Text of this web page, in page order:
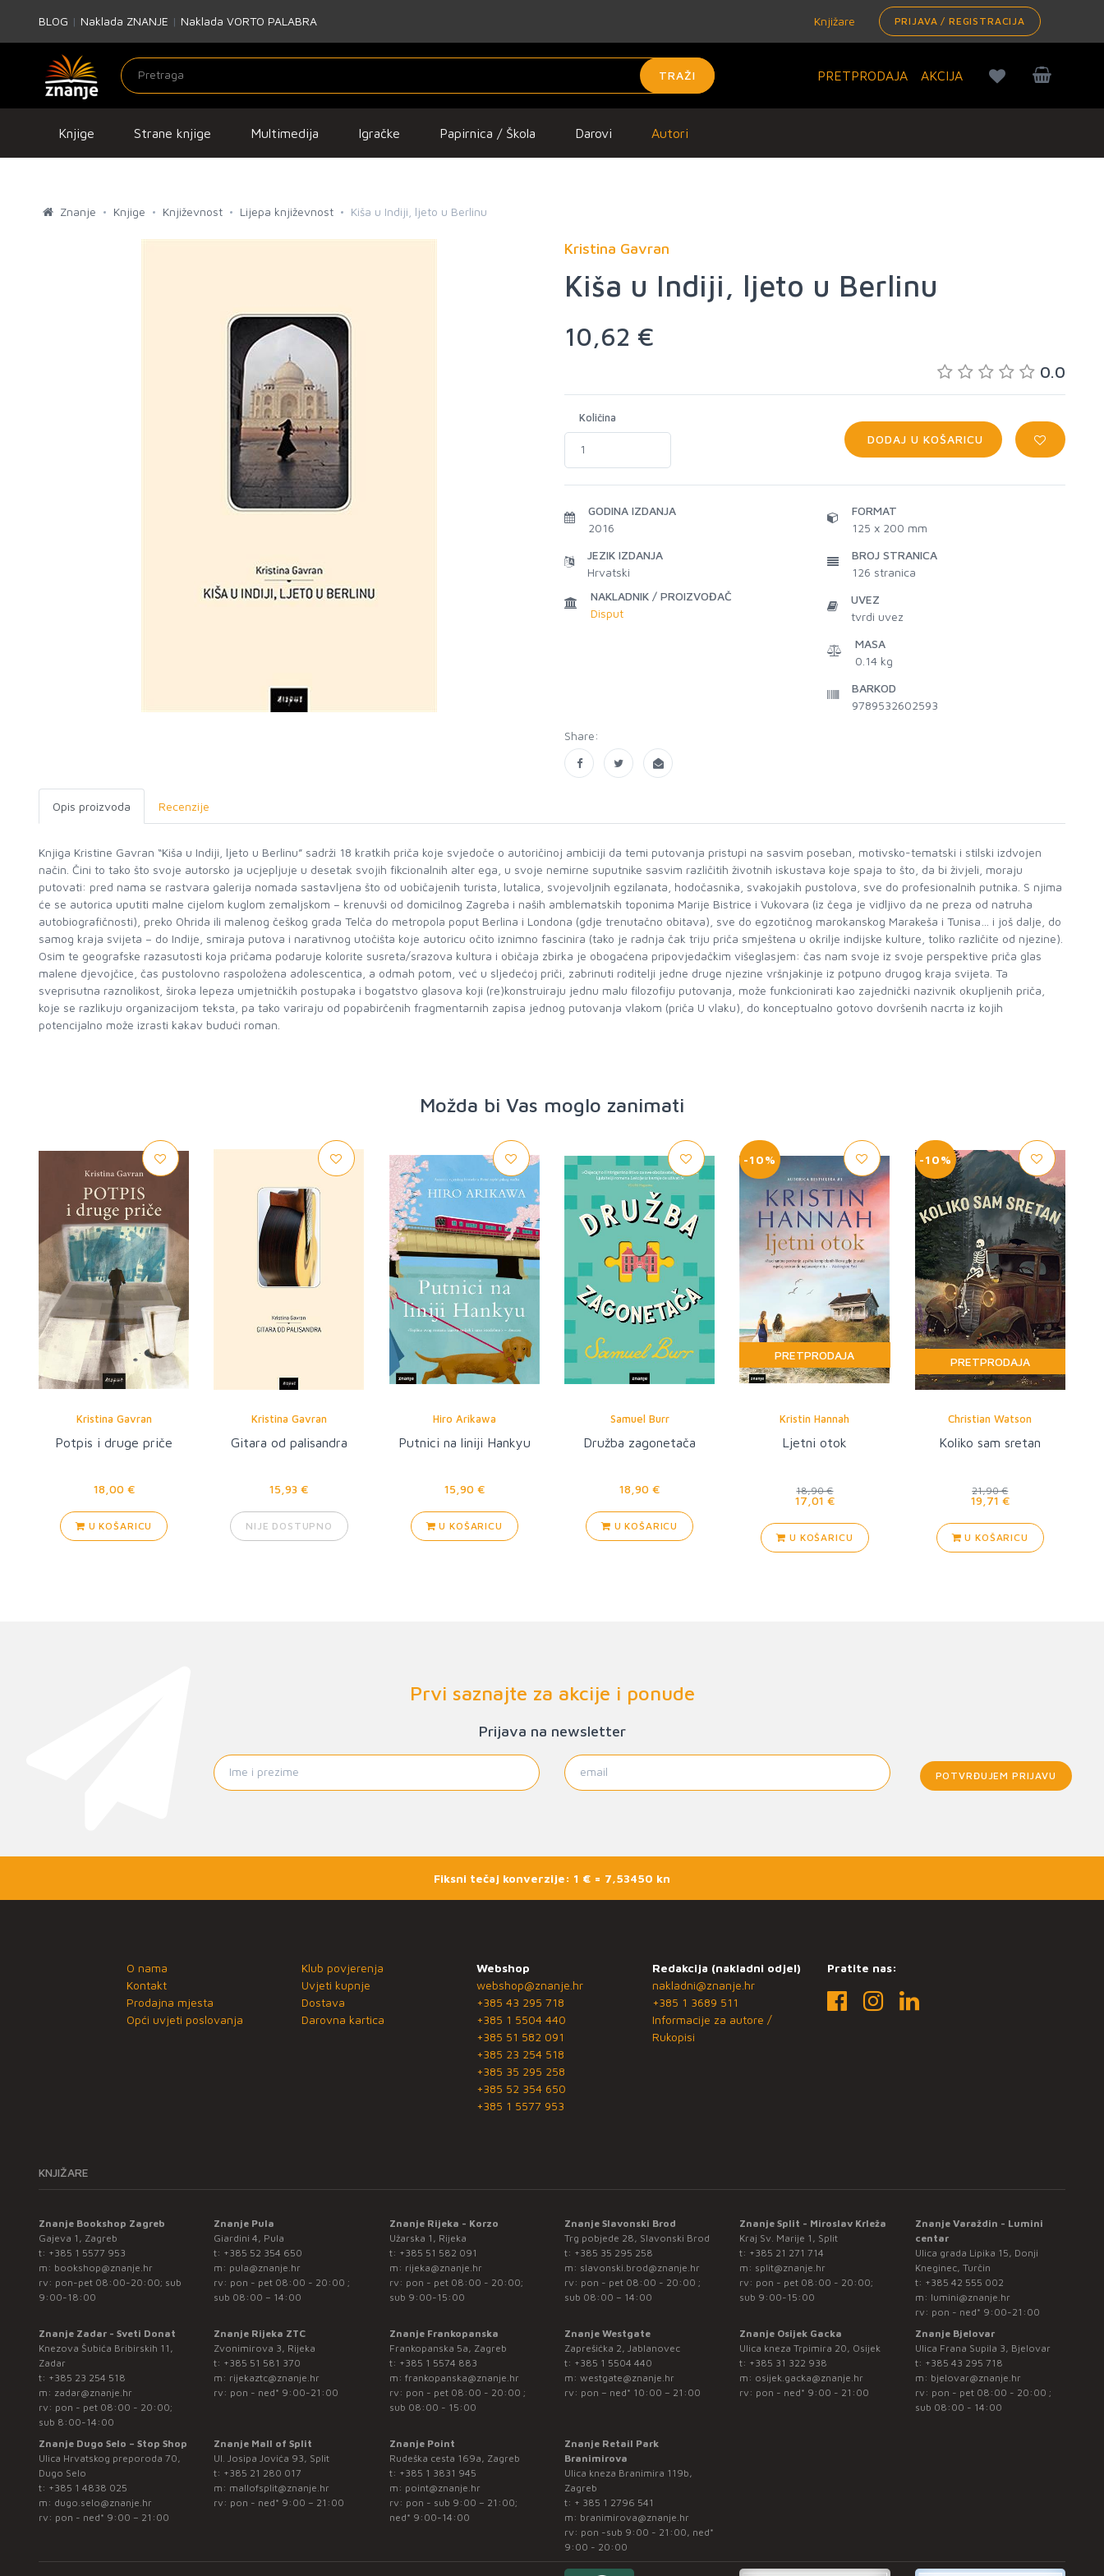
BLOG | Naklada ZNANJE | Naklada VORTO PALABRA Knjižare PRIJAVA / REGISTRACIJA
TRAŽI PRETPRODAJA AKCIJA
Knjige Strane knjige Multimedija Igračke Papirnica / Škola Darovi Autori
Znanje Knjige Književnost Lijepa književnost Kiša u Indiji, ljeto u Berlinu
Kristina Gavran
Kiša u Indiji, ljeto u Berlinu
10,62 €
0.0
Količina
DODAJ U KOŠARICU
GODINA IZDANJA
2016
JEZIK IZDANJA
Hrvatski
NAKLADNIK / PROIZVOĐAČ
Disput
FORMAT
125 x 200 mm
BROJ STRANICA
126 stranica
UVEZ
tvrdi uvez
MASA
0.14 kg
BARKOD
9789532602593
Share:
Opis proizvoda Recenzije
Knjiga Kristine Gavran “Kiša u Indiji, ljeto u Berlinu” sadrži 18 kratkih priča koje svjedoče o autoričinoj ambiciji da temi putovanja pristupi na sasvim poseban, motivsko-tematski i stilski izdvojen
način. Čini to tako što svoje autorsko ja ucjepljuje u desetak svojih fikcionalnih alter ega, u svoje nemirne suputnike sasvim različitih životnih iskustava koje spaja to što, da bi živjeli, moraju
putovati: pred nama se rastvara galerija nomada sastavljena što od uobičajenih turista, lutalica, svojevoljnih egzilanata, hodočasnika, svakojakih pustolova, sve do profesionalnih putnika. S njima
će se autorica uputiti malne cijelom kuglom zemaljskom – krenuvši od domicilnog Zagreba i naših amblematskih toponima Marije Bistrice i Vukovara (iz čega je vidljivo da ne preza od natruha
autobiografičnosti), preko Ohrida ili malenog češkog grada Telča do metropola poput Berlina i Londona (gdje trenutačno obitava), sve do egzotičnog marokanskog Marakeša i Tunisa… i još dalje, do
samog kraja svijeta – do Indije, smiraja putova i narativnog utočišta koje autoricu očito iznimno fascinira (tako je radnja čak triju priča smještena u okrilje indijske kulture, toliko različite od njezine).
Osim te geografske razasutosti koja pričama podaruje kolorite susreta/srazova kultura i običaja zbirka je obogaćena pripovjedačkim višeglasjem: čas nam svoje iz svoje perspektive priča glas
malene djevojčice, čas pustolovno raspoložena adolescentica, a odmah potom, već u sljedećoj priči, zabrinuti roditelji jedne druge njezine vršnjakinje iz potpuno drugog kraja svijeta. Ta
sveprisutna raznolikost, široka lepeza umjetničkih postupaka i bogatstvo glasova koji (re)konstruiraju jednu malu filozofiju putovanja, može funkcionirati kao zajednički nazivnik okupljenih priča,
koje se razlikuju organizacijom teksta, pa tako variraju od popabirčenih fragmentarnih zapisa jednog putovanja vlakom (priča U vlaku), do konceptualno gotovo dovršenih nacrta iz kojih
potencijalno može izrasti kakav budući roman.
Možda bi Vas moglo zanimati
Kristina Gavran
Potpis i druge priče
18,00 €
U KOŠARICU
Kristina Gavran
Gitara od palisandra
15,93 €
NIJE DOSTUPNO
Hiro Arikawa
Putnici na liniji Hankyu
15,90 €
U KOŠARICU
Samuel Burr
Družba zagonetača
18,90 €
U KOŠARICU
-10%
PRETPRODAJA
Kristin Hannah
Ljetni otok
18,90 €
17,01 €
U KOŠARICU
-10%
PRETPRODAJA
Christian Watson
Koliko sam sretan
21,90 €
19,71 €
U KOŠARICU
Prvi saznajte za akcije i ponude
Prijava na newsletter
POTVRĐUJEM PRIJAVU
Fiksni tečaj konverzije: 1 € = 7,53450 kn
O nama
Kontakt
Prodajna mjesta
Opći uvjeti poslovanja
Klub povjerenja
Uvjeti kupnje
Dostava
Darovna kartica
Webshop
webshop@znanje.hr
+385 43 295 718
+385 1 5504 440
+385 51 582 091
+385 23 254 518
+385 35 295 258
+385 52 354 650
+385 1 5577 953
Redakcija (nakladni odjel)
nakladni@znanje.hr
+385 1 3689 511
Informacije za autore /
Rukopisi
Pratite nas:
KNJIŽARE
Znanje Bookshop Zagreb
Gajeva 1, Zagreb
t: +385 1 5577 953
m: bookshop@znanje.hr
rv: pon-pet 08:00-20:00; sub
9:00-18:00
Znanje Pula
Giardini 4, Pula
t: +385 52 354 650
m: pula@znanje.hr
rv: pon - pet 08:00 - 20:00 ;
sub 08:00 – 14:00
Znanje Rijeka - Korzo
Užarska 1, Rijeka
t: +385 51 582 091
m: rijeka@znanje.hr
rv: pon - pet 08:00 - 20:00;
sub 9:00-15:00
Znanje Slavonski Brod
Trg pobjede 28, Slavonski Brod
t: +385 35 295 258
m: slavonski.brod@znanje.hr
rv: pon - pet 08:00 - 20:00 ;
sub 08:00 – 14:00
Znanje Split - Miroslav Krleža
Kraj Sv. Marije 1, Split
t: +385 21 271 714
m: split@znanje.hr
rv: pon - pet 08:00 - 20:00;
sub 9:00-15:00
Znanje Varaždin - Lumini
centar
Ulica grada Lipika 15, Donji
Kneginec, Turčin
t: +385 42 555 002
m: lumini@znanje.hr
rv: pon - ned* 9:00-21:00
Znanje Zadar - Sveti Donat
Knezova Šubića Bribirskih 11,
Zadar
t: +385 23 254 518
m: zadar@znanje.hr
rv: pon - pet 08:00 - 20:00;
sub 8:00-14:00
Znanje Rijeka ZTC
Zvonimirova 3, Rijeka
t: +385 51 581 370
m: rijekaztc@znanje.hr
rv: pon - ned* 9:00-21:00
Znanje Frankopanska
Frankopanska 5a, Zagreb
t: +385 1 5574 883
m: frankopanska@znanje.hr
rv: pon - pet 08:00 - 20:00 ;
sub 08:00 - 15:00
Znanje Westgate
Zaprešićka 2, Jablanovec
t: +385 1 5504 440
m: westgate@znanje.hr
rv: pon – ned* 10:00 – 21:00
Znanje Osijek Gacka
Ulica kneza Trpimira 20, Osijek
t: +385 31 322 938
m: osijek.gacka@znanje.hr
rv: pon - ned* 9:00 - 21:00
Znanje Bjelovar
Ulica Frana Supila 3, Bjelovar
t: +385 43 295 718
m: bjelovar@znanje.hr
rv: pon - pet 08:00 - 20:00 ;
sub 08:00 - 14:00
Znanje Dugo Selo – Stop Shop
Ulica Hrvatskog preporoda 70,
Dugo Selo
t: +385 1 4838 025
m: dugo.selo@znanje.hr
rv: pon - ned* 9:00 – 21:00
Znanje Mall of Split
Ul. Josipa Jovića 93, Split
t: +385 21 280 017
m: mallofsplit@znanje.hr
rv: pon - ned* 9:00 – 21:00
Znanje Point
Rudeška cesta 169a, Zagreb
t: +385 1 3831 945
m: point@znanje.hr
rv: pon - sub 9:00 – 21:00;
ned* 9:00-14:00
Znanje Retail Park
Branimirova
Ulica kneza Branimira 119b,
Zagreb
t: + 385 1 2796 541
m: branimirova@znanje.hr
rv: pon -sub 9:00 - 21:00, ned*
9:00 - 20:00